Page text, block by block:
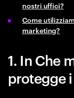
nostri uffici?
Come
marketing?
1. In Che
protegge